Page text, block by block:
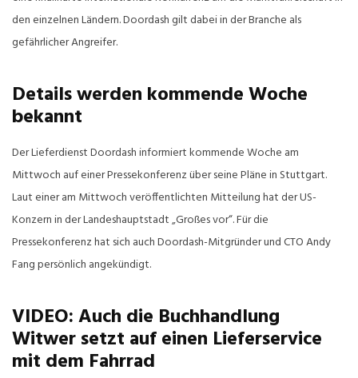
den einzelnen Ländern. Doordash gilt dabei in der Branche als
gefährlicher Angreifer.
Details werden kommende Woche
bekannt
Der Lieferdienst Doordash informiert kommende Woche am
Mittwoch auf einer Pressekonferenz über seine Pläne in Stuttgart.
Laut einer am Mittwoch veröffentlichten Mitteilung hat der US-
Konzern in der Landeshauptstadt „Großes vor“. Für die
Pressekonferenz hat sich auch Doordash-Mitgründer und CTO Andy
Fang persönlich angekündigt.
VIDEO: Auch die Buchhandlung
Witwer setzt auf einen Lieferservice
mit dem Fahrrad